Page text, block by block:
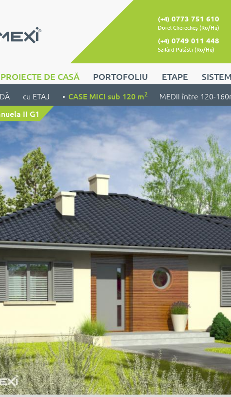
(+4) 0773 751 610
Dorel Cherecheș (Ro/Hu)
(+4) 0749 011 448
Szilárd Palásti (Ro/Hu)
PROIECTE DE CASĂ PORTOFOLIU ETAPE
cu ETAJ CASE MICI sub 120 m2 MEDII între 120-
II G1